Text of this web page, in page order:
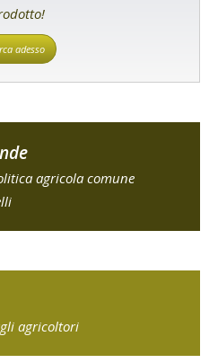
adesso
agricola comune
agricoltori